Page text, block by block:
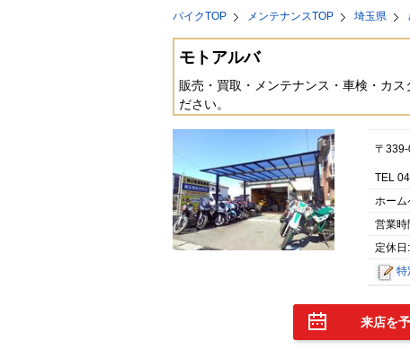
バイクTOP
メンテナンスTOP 埼玉県
モトアルバ
販売・買取・メンテナンス・車検・カ
ださい。
〒
TEL
ホーム
営業時
定休日
特
来店を